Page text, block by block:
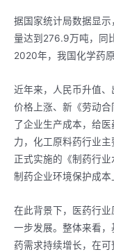
据国家统计局数据显
量达到276.9万吨，同
2020年，我国化学药
近年来，人民币升值
价格上涨、新《劳动
了企业生产成本，给
力，化工原料药行业
正式实施的《制药行业
制药企业环境保护成本
在此背景下，医药行
一步发展。整体来看
药需求持续增长，在